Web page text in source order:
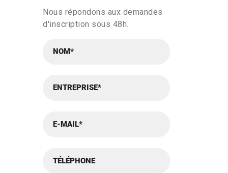
Nous répondons aux demandes
d'inscription sous 48h.